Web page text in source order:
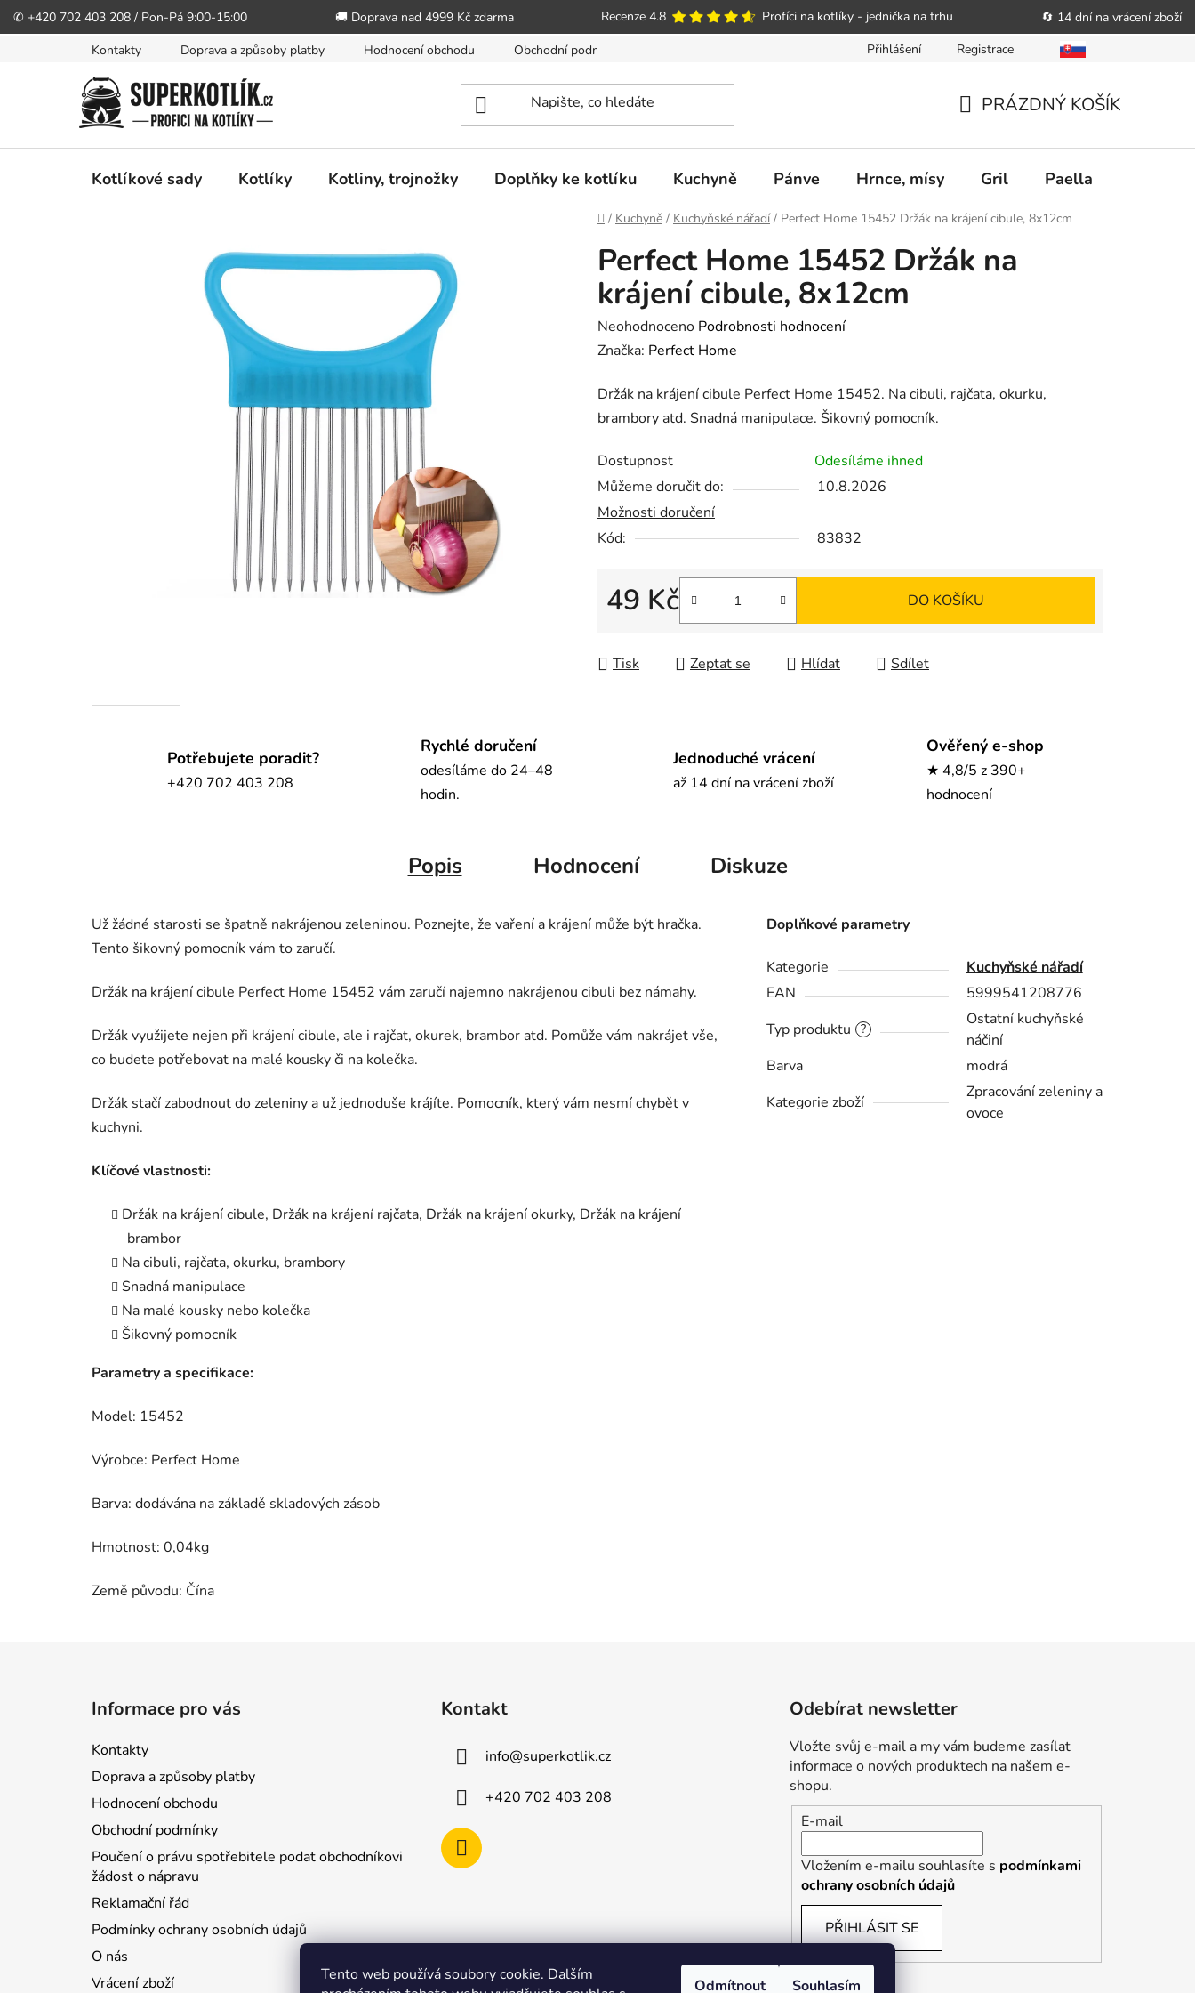
✆ +420 702 403 208 / Pon-Pá 9:00-15:00 🚚 Doprava nad 4999 Kč zdarma Recenze 4.8 Profíci na kotlíky - jednička na trhu 🔄 14 dní na vrácení zboží
Tento web používá soubory cookie. Dalším
Odmítnout Souhlasím
Kontakty Doprava a způsoby platby Hodnocení obchodu Obchodní podmínky Poučení o právu spotřebitele podat obchodníkovi žádost o nápravu Reklamační řád
Přihlášení Registrace
KOŠÍK
PRÁZDNÝ KOŠÍK
Kotlíkové sady Kotlíky Kotliny, trojnožky Doplňky ke kotlíku Kuchyně Pánve Hrnce, mísy Gril Paella
Domů
/ Kuchyně / Kuchyňské nářadí / Perfect Home 15452 Držák na krájení cibule, 8x12cm
Perfect Home 15452 Držák na
krájení cibule, 8x12cm
Průměrné
hodnocení
je
0,0
5
hvězdiček.
Neohodnoceno Podrobnosti hodnocení
Značka: Perfect Home
Držák na krájení cibule Perfect Home 15452. Na cibuli, rajčata, okurku,
brambory atd. Snadná manipulace. Šikovný pomocník.
Dostupnost
Odesíláme ihned
Můžeme doručit do:
10.8.2026
Možnosti doručení
Kód:
83832
49 Kč
Měrná cena:
DO KOŠÍKU
Tisk Zeptat se Hlídat Sdílet
Potřebujete poradit?
+420 702 403 208
Rychlé doručení
odesíláme do 24–48
hodin.
Jednoduché vrácení
až 14 dní na vrácení zboží
Ověřený e-shop
★ 4,8/5 z 390+
hodnocení
Popis Hodnocení Diskuze
Už žádné starosti se špatně nakrájenou zeleninou. Poznejte, že vaření a krájení může být hračka.
Tento šikovný pomocník vám to zaručí.
Držák na krájení cibule Perfect Home 15452 vám zaručí najemno nakrájenou cibuli bez námahy.
Držák využijete nejen při krájení cibule, ale i rajčat, okurek, brambor atd. Pomůže vám nakrájet vše,
co budete potřebovat na malé kousky či na kolečka.
Držák stačí zabodnout do zeleniny a už jednoduše krájíte. Pomocník, který vám nesmí chybět v
kuchyni.
Klíčové vlastnosti:
Držák na krájení cibule, Držák na krájení rajčata, Držák na krájení okurky, Držák na krájení
brambor
Na cibuli, rajčata, okurku, brambory
Snadná manipulace
Na malé kousky nebo kolečka
Šikovný pomocník
Parametry a specifikace:
Model: 15452
Výrobce: Perfect Home
Barva: dodávána na základě skladových zásob
Hmotnost: 0,04kg
Země původu: Čína
Doplňkové parametry
Kategorie
Kuchyňské nářadí
EAN
5999541208776
?
Typ produktu
Ostatní kuchyňské
náčiní
Barva
modrá
Kategorie zboží
Zpracování zeleniny a
ovoce
Informace pro vás
Kontakty
Doprava a způsoby platby
Hodnocení obchodu
Obchodní podmínky
Poučení o právu spotřebitele podat obchodníkovi
žádost o nápravu
Reklamační řád
Podmínky ochrany osobních údajů
O nás
Vrácení zboží
Kontakt
info@superkotlik.cz
+420 702 403 208
Odebírat newsletter
Vložte svůj e-mail a my vám budeme zasílat
informace o nových produktech na našem e-
shopu.
E-mail
Vložením e-mailu souhlasíte s podmínkami
ochrany osobních údajů
PŘIHLÁSIT SE